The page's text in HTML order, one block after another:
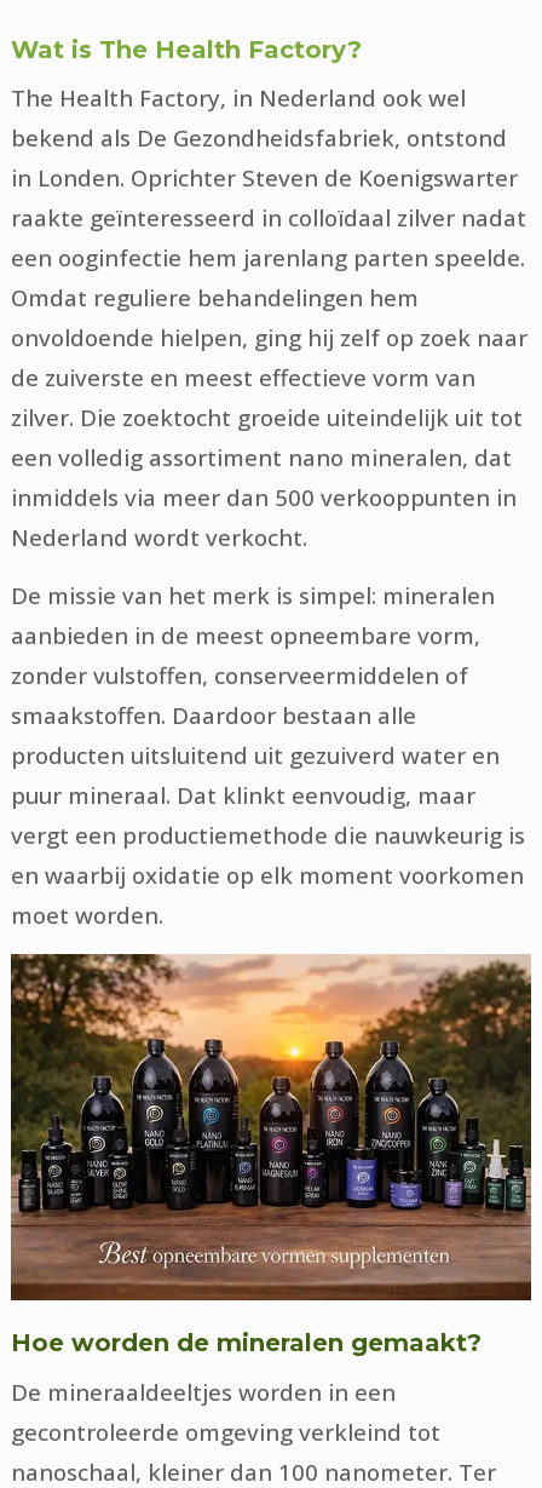
Wat is The Health Factory?
The Health Factory, in Nederland ook wel
bekend als De Gezondheidsfabriek, ontstond
in Londen. Oprichter Steven de Koenigswarter
raakte geïnteresseerd in colloïdaal zilver nadat
een ooginfectie hem jarenlang parten speelde.
Omdat reguliere behandelingen hem
onvoldoende hielpen, ging hij zelf op zoek naar
de zuiverste en meest effectieve vorm van
zilver. Die zoektocht groeide uiteindelijk uit tot
een volledig assortiment nano mineralen, dat
inmiddels via meer dan 500 verkooppunten in
Nederland wordt verkocht.
De missie van het merk is simpel: mineralen
aanbieden in de meest opneembare vorm,
zonder vulstoffen, conserveermiddelen of
smaakstoffen. Daardoor bestaan alle
producten uitsluitend uit gezuiverd water en
puur mineraal. Dat klinkt eenvoudig, maar
vergt een productiemethode die nauwkeurig is
en waarbij oxidatie op elk moment voorkomen
moet worden.
Hoe worden de mineralen gemaakt?
De mineraaldeeltjes worden in een
gecontroleerde omgeving verkleind tot
nanoschaal, kleiner dan 100 nanometer. Ter